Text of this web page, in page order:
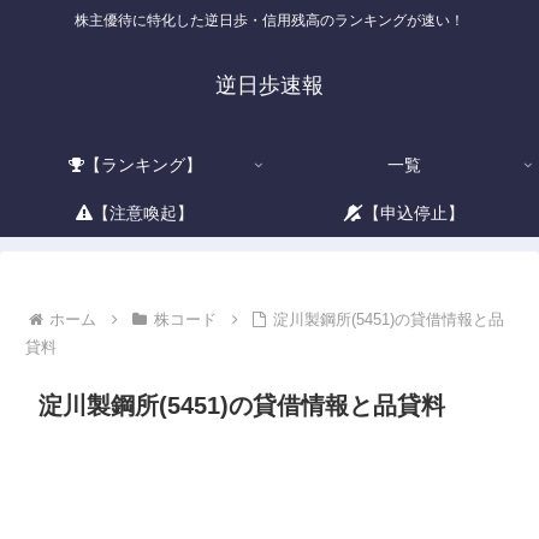
株主優待に特化した逆日歩・信用残高のランキングが速い！
逆日歩速報
【ランキング】 一覧
【注意喚起】 【申込停止】
ホーム 株コード
淀川製鋼所(5451)の貸借情報と品
貸料
淀川製鋼所(5451)の貸借情報と品貸料